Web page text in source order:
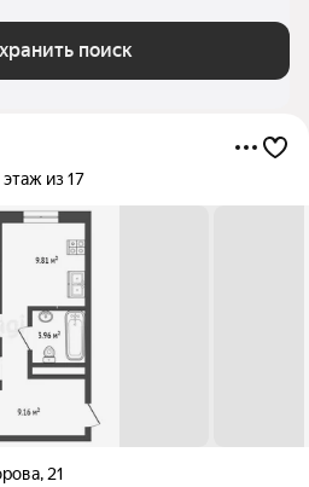
поиск
этаж из 17
, 21